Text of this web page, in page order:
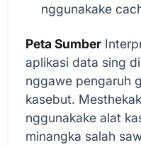
nggunakake
Peta Sumber
aplikasi data sing
nggawe pengaruh
kasebut.
nggunakake alat
minangka salah